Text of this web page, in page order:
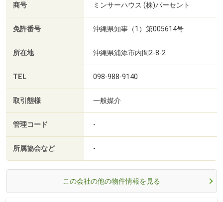
商号 ミンサーハウス (株)パーセント
免許番号 沖縄県知事（1）第005614号
所在地 沖縄県浦添市内間2-8-2
TEL 098-988-9140
取引態様 一般媒介
管理コード -
所属協会など -
この会社の他の物件情報を見る